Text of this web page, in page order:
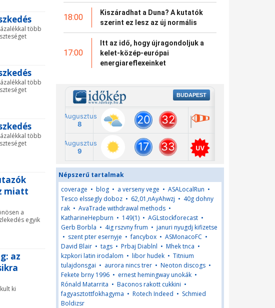
több
több
több
miatt
a
egyik
az
ki
18:00
Kiszáradhat a Duna? A kutatók
szerint ez lesz az új normális
17:00
Itt az idő, hogy újragondoljuk a
kelet-közép-európai
energiareflexeinket
Népszerű tartalmak
coverage • blog • a verseny vege • ASALocalRun •
Tesco elssegly doboz • 62,01,nAyAhwzj • 40g dohny
rak • AvaTrade withdrawal methods •
KatharineHepburn • 149(1) • AGLstockforecast •
Gerb Borbla • 4ig rszvny frum • januri nyugdj kifizetse
• szent pter esernyje •fancybox • ASMonacoFC •
David Blair • tags • Prbaj Diablnl • Mhek tnca •
kzpkori latin irodalom • libor hudek • Titnium
tulajdonsgai • aurora nincs trer • Neoton discogs •
Fekete brny 1996 • ernest hemingway unokák •
Rónald Matarrita • Baconos rakott cukkini •
fagyasztottfokhagyma • Rotech Indeed • Schmied
Boldizsr